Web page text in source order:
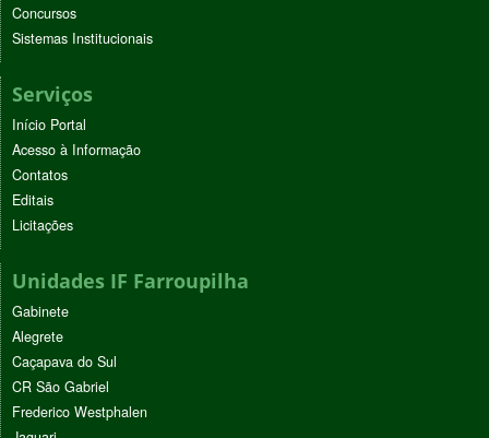
Concursos
Sistemas Institucionais
Serviços
Início Portal
Acesso à Informação
Contatos
Editais
Licitações
Unidades IF Farroupilha
Gabinete
Alegrete
Caçapava do Sul
CR São Gabriel
Frederico Westphalen